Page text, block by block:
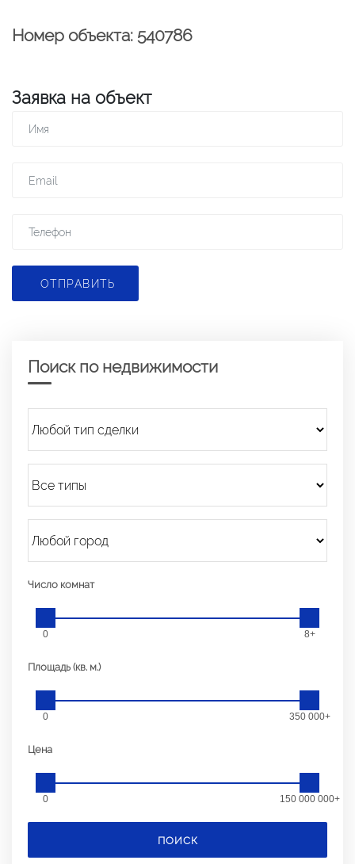
Номер объекта: 540786
Заявка на объект
ОТПРАВИТЬ
Поиск по недвижимости
Число комнат
0 8+
Площадь (кв. м.)
0 350 000+
Цена
0 150 000 000+
ПОИСК